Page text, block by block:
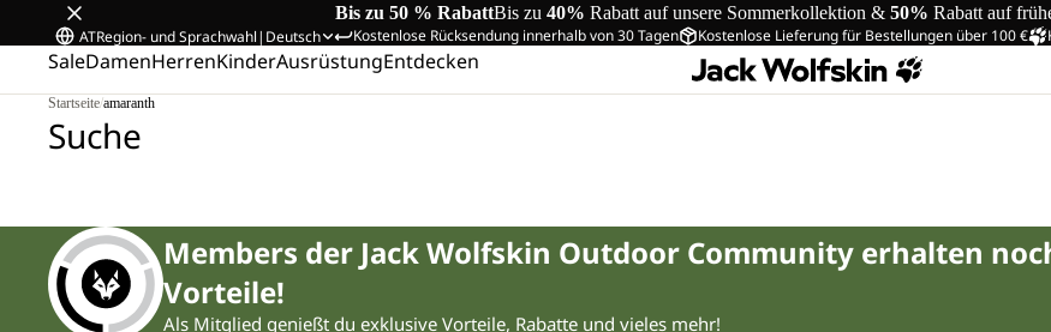
Bis zu 50 % RabattBis zu 40% Rabatt auf unsere Sommerkollektion & 50% Rabatt auf
Kostenlose Rücksendung innerhalb von 30 Tagen Kostenlose Lieferung für Bestellungen über 100 €
ATRegion- und Sprachwahl| Deutsch
SaleDamenHerrenKinderAusrüstungEntdecken
Startseite/amaranth
Suche
Members der Jack Wolfskin Outdoor Community erhalten
Vorteile!
Als Mitglied genießt du exklusive Vorteile, Rabatte und vieles mehr!